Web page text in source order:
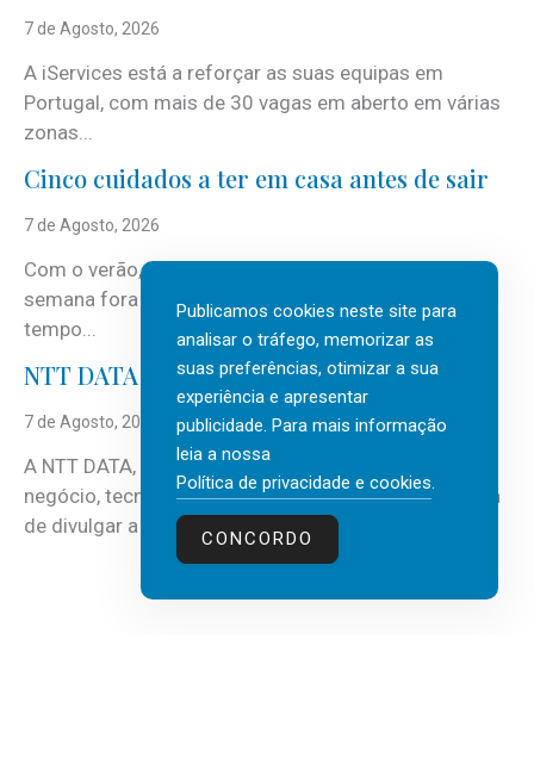
7 de Agosto, 2026
A iServices está a reforçar as suas equipas em
Portugal, com mais de 30 vagas em aberto em várias
zonas...
Cinco cuidados a ter em casa antes de sair
7 de Agosto, 2026
Com o verão, chegam também as férias, os fins-de-
semana fora e os dias em que a casa fica mais
tempo...
NTT DATA Insurtech Global Outlook 2026
7 de Agosto, 2026
A NTT DATA, consultora global em serviços de
negócio, tecnologia e inteligência artificial (IA), acaba
de divulgar a mais recente...
Publicamos cookies neste site para
analisar o tráfego, memorizar as
suas preferências, otimizar a sua
experiência e apresentar
publicidade. Para mais informação
leia a nossa
Política de privacidade e cookies.
CONCORDO